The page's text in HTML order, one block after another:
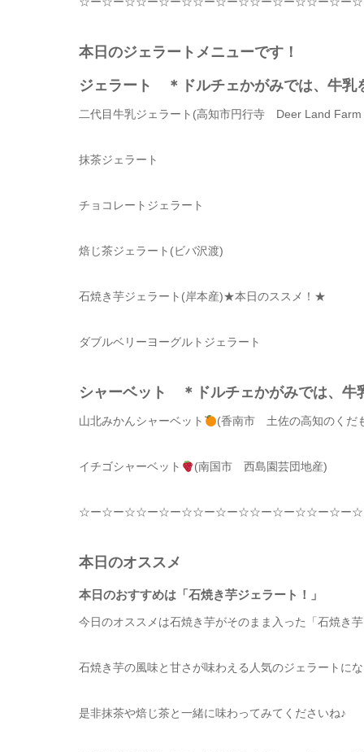
本日のジェラートメニューです！
ジェラート ＊ドルチェかがみでは、牛乳
二代目牛乳ジェラート (高知市円行寺 Deer Land Farm
抹茶ジェラート
チョコレートジェラート
焙じ茶ジェラート(ビバ沢渡)
石焼き芋ジェラート(岸本産)★本日のススメ！★
ダブルベリーヨーグルトジェラート
シャーベット ＊ドルチェかがみでは、
山北みかんシャーベット (香南市 土佐の高知のくだ
イチゴシャーベット (南国市 西島園芸団地産)
☆ー☆ー☆☆ー☆ー☆☆ー☆ー☆☆ー☆ー☆☆ー☆ー
本日のオススメ
本日のおすすめは「石焼き芋ジェラート！」
今日のオススメは石焼き芋がそのまま入った「石焼き
石焼き芋の風味と甘さが味わえる人気のジェラートに
是非抹茶や焙じ茶と一緒に味わってみてくださいね♪